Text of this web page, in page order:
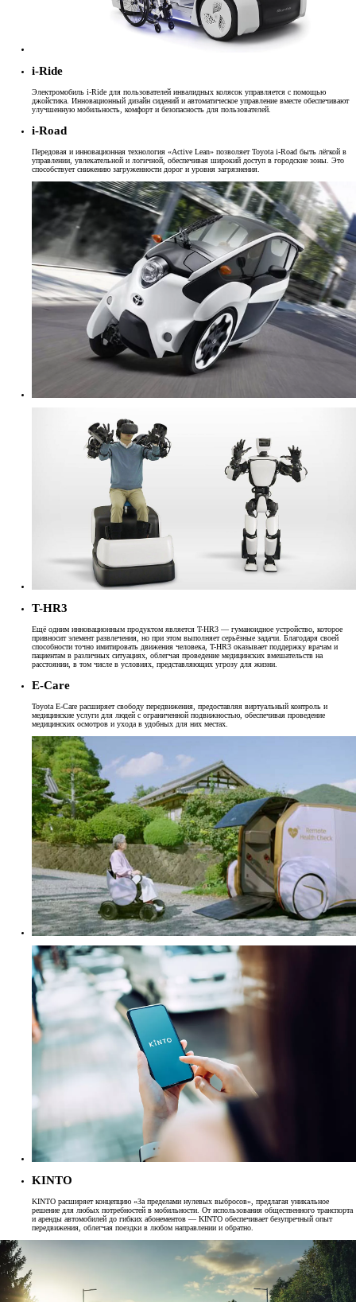
i-Ride
Электромобиль i-Ride для пользователей инвалидных колясок управляется с помощью
джойстика. Инновационный дизайн сидений и автоматическое управление вместе обеспечивают
улучшенную мобильность, комфорт и безопасность для пользователей.
i-Road
Передовая и инновационная технология «Active Lean» позволяет Toyota i-Road быть лёгкой в
управлении, увлекательной и логичной, обеспечивая широкий доступ в городские зоны. Это
способствует снижению загруженности дорог и уровня загрязнения.
T-HR3
Ещё одним инновационным продуктом является T-HR3 — гуманоидное устройство, которое
привносит элемент развлечения, но при этом выполняет серьёзные задачи. Благодаря своей
способности точно имитировать движения человека, T-HR3 оказывает поддержку врачам и
пациентам в различных ситуациях, облегчая проведение медицинских вмешательств на
расстоянии, в том числе в условиях, представляющих угрозу для жизни.
E-Care
Toyota E-Care расширяет свободу передвижения, предоставляя виртуальный контроль и
медицинские услуги для людей с ограниченной подвижностью, обеспечивая проведение
медицинских осмотров и ухода в удобных для них местах.
KINTO
KINTO расширяет концепцию «За пределами нулевых выбросов», предлагая уникальное
решение для любых потребностей в мобильности. От использования общественного транспорта
и аренды автомобилей до гибких абонементов — KINTO обеспечивает безупречный опыт
передвижения, облегчая поездки в любом направлении и обратно.